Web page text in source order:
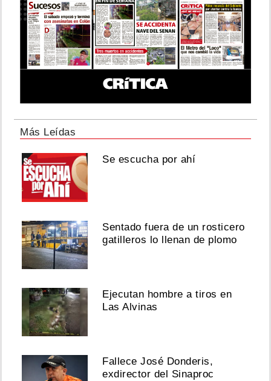
Más Leídas
Se escucha por ahí
Sentado fuera de un rosticero
gatilleros lo llenan de plomo
Ejecutan hombre a tiros en
Las Alvinas
Fallece José Donderis,
exdirector del Sinaproc